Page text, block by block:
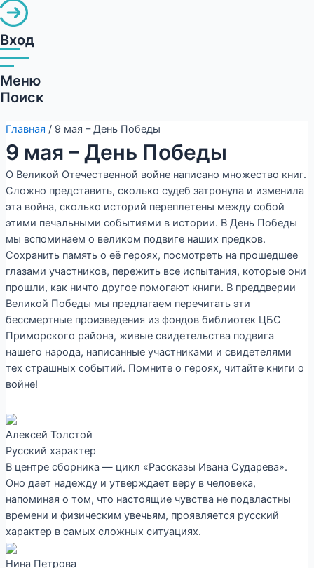
Вход
Меню
Поиск
Главная / 9 мая – День Победы
9 мая – День Победы
О Великой Отечественной войне написано множество книг.
Сложно представить, сколько судеб затронула и изменила
эта война, сколько историй переплетены между собой
этими печальными событиями в истории. В День Победы
мы вспоминаем о великом подвиге наших предков.
Сохранить память о её героях, посмотреть на прошедшее
глазами участников, пережить все испытания, которые они
прошли, как ничто другое помогают книги. В преддверии
Великой Победы мы предлагаем перечитать эти
бессмертные произведения из фондов библиотек ЦБС
Приморского района, живые свидетельства подвига
нашего народа, написанные участниками и свидетелями
тех страшных событий. Помните о героях, читайте книги о
войне!
Алексей Толстой
Русский характер
В центре сборника — цикл «Рассказы Ивана Сударева».
Оно дает надежду и утверждает веру в человека,
напоминая о том, что настоящие чувства не подвластны
времени и физическим увечьям, проявляется русский
характер в самых сложных ситуациях.
Нина Петрова